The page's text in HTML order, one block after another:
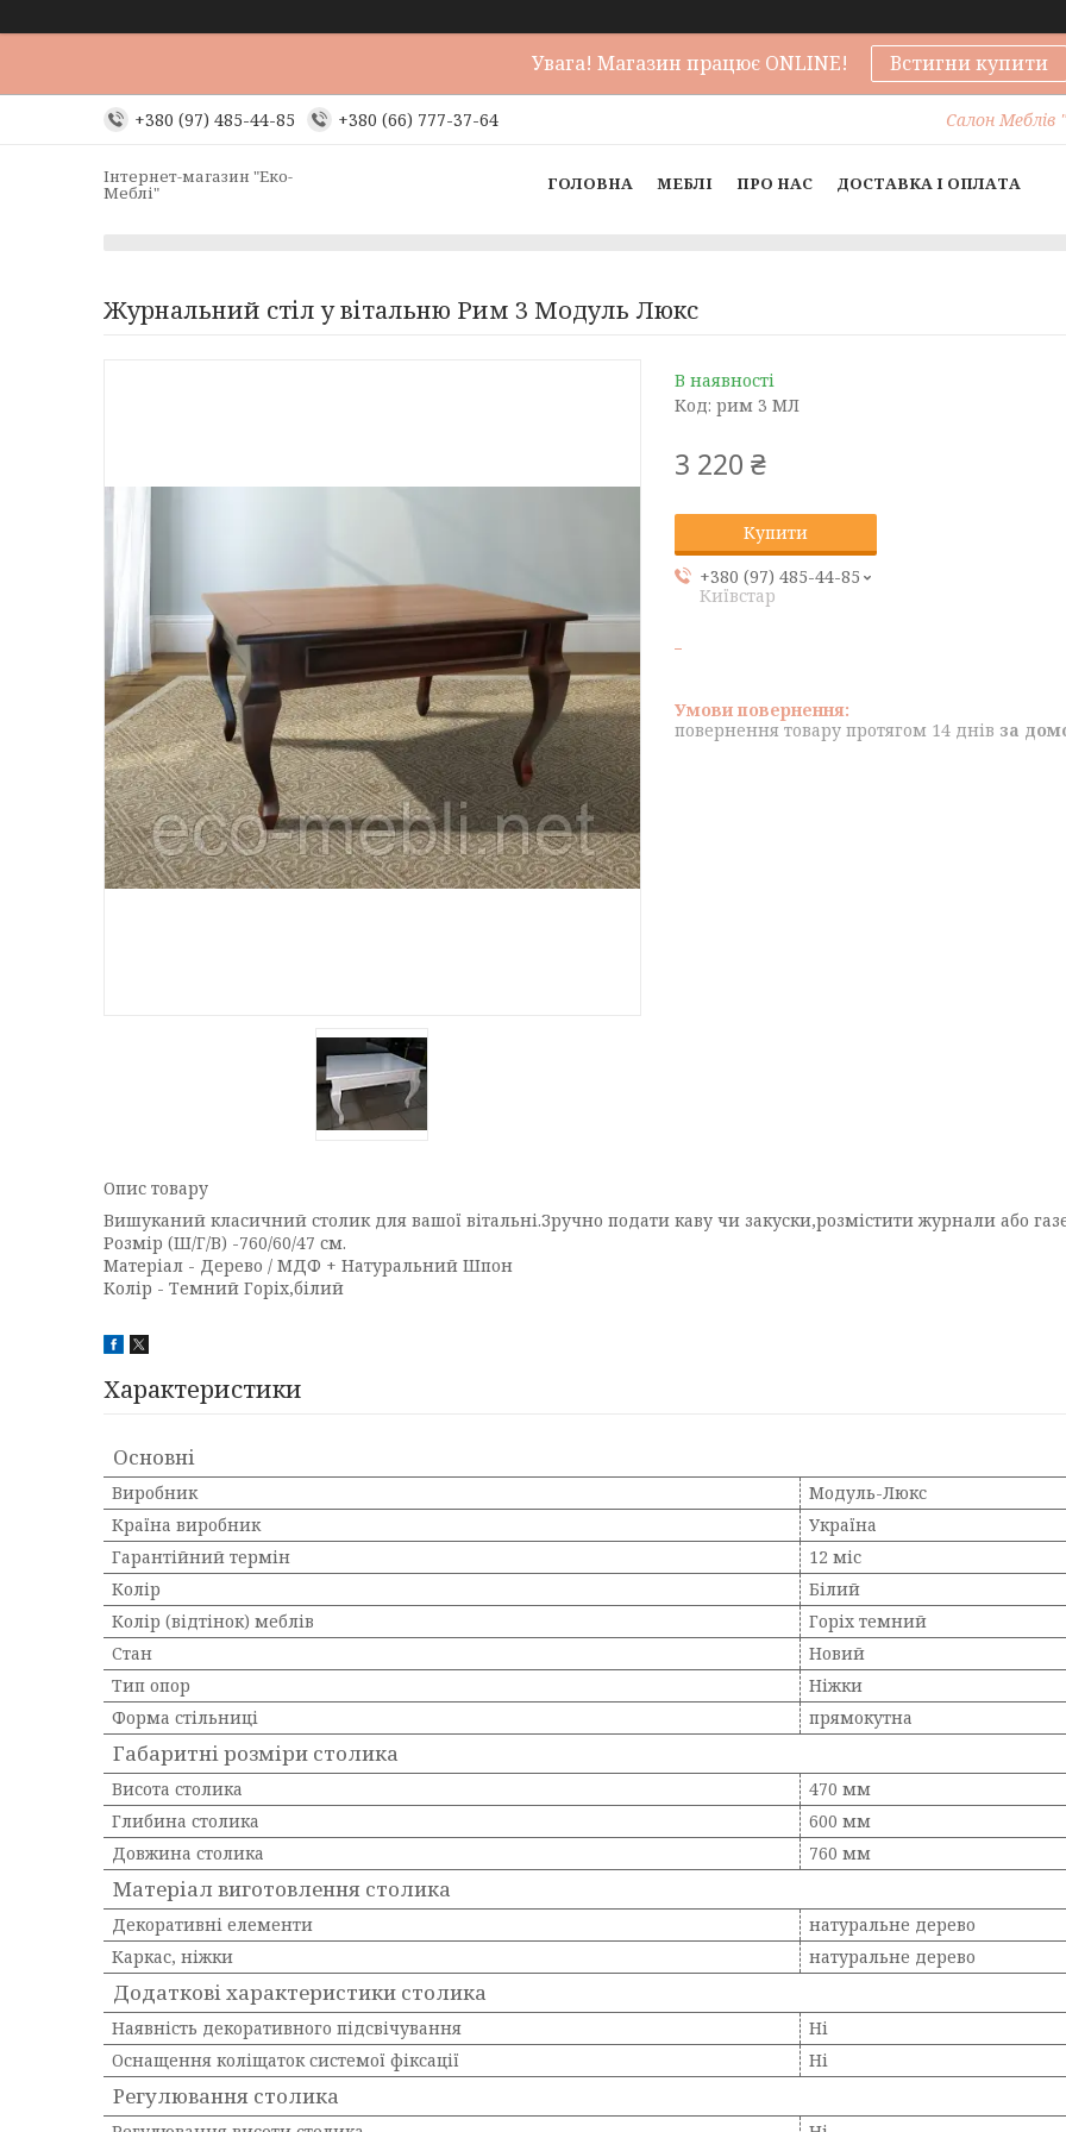
Увага! Магазин працює ONLINE! Встигни купити
+380 (97) 485-44-85 +380 (66) 777-37-64 Салон Меблів
Інтернет-магазин "Еко-
Меблі" ГОЛОВНА МЕБЛІ ПРО НАС ДОСТАВКА І ОПЛАТА
Журнальний стіл у вітальню Рим 3 Модуль Люкс
В наявності
Код: рим 3 МЛ
3 220 ₴
Купити
+380 (97) 485-44-85
Київстар
повернення товару протягом 14 днів за
Опис товару
Вишуканий класичний столик для вашої вітальні.Зручно подати каву чи закуски,розмістити журнали або
Розмір (Ш/Г/В) -760/60/47 см.
Матеріал - Дерево / МДФ + Натуральний Шпон
Колір - Темний Горіх,білий
Характеристики
Основні
Виробник
Модуль-Люкс
Країна виробник
Україна
Гарантійний термін
12 міс
Колір
Білий
Колір (відтінок) меблів
Горіх темний
Стан
Новий
Тип опор
Ніжки
Форма стільниці
прямокутна
Габаритні розміри столика
Висота столика
470 мм
Глибина столика
600 мм
Довжина столика
760 мм
Матеріал виготовлення столика
Декоративні елементи
натуральне дерево
Каркас, ніжки
натуральне дерево
Додаткові характеристики столика
Наявність декоративного підсвічування
Ні
Оснащення коліщаток системої фіксації
Ні
Регулювання столика